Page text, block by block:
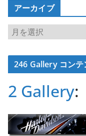
アーカイブ
ア
ー
カ
イ246 Gallery コンテ
2 Gallery: